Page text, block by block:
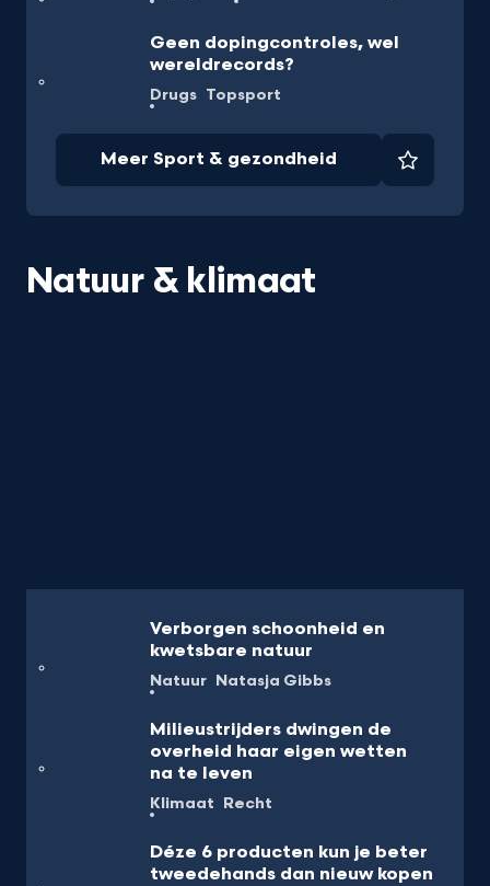
Geen dopingcontroles, wel
wereldrecords?
Drugs Topsport
Meer Sport & gezondheid Favoriet
Natuur & klimaat
Verborgen schoonheid en
kwetsbare natuur
Natuur Natasja Gibbs
Milieustrijders dwingen de
overheid haar eigen wetten
na te leven
Klimaat Recht
Déze 6 producten kun je beter
tweedehands dan nieuw kopen